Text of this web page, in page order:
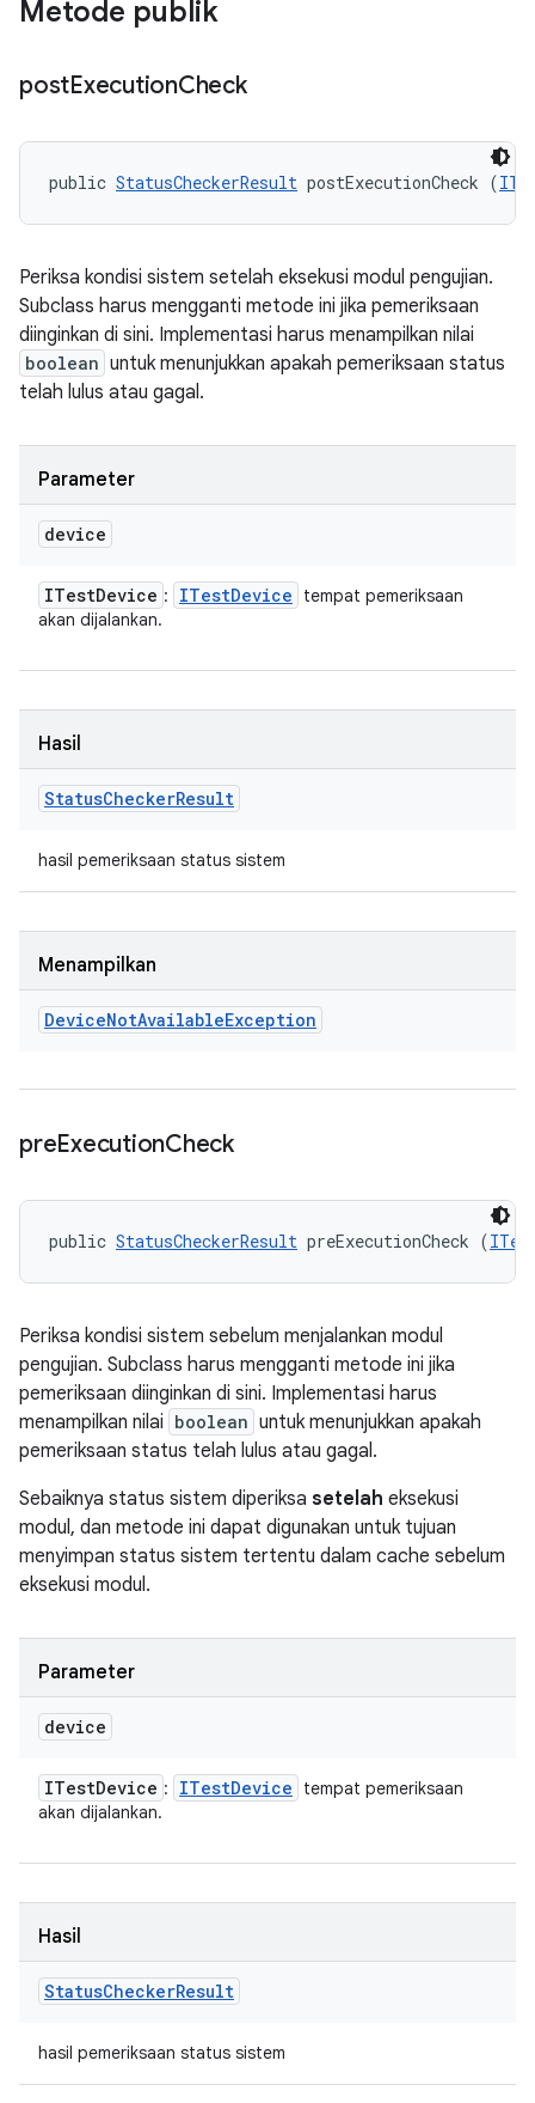
Metode publik
postExecutionCheck
public StatusCheckerResult postExecutionCheck (
Periksa kondisi sistem setelah eksekusi modul pengujian.
Subclass harus mengganti metode ini jika pemeriksaan
diinginkan di sini. Implementasi harus menampilkan nilai
boolean untuk menunjukkan apakah pemeriksaan status
telah lulus atau gagal.
Parameter
device
ITestDevice : ITestDevice
tempat pemeriksaan
akan dijalankan.
Hasil
StatusCheckerResult
hasil pemeriksaan status sistem
Menampilkan
DeviceNotAvailableException
preExecutionCheck
public StatusCheckerResult preExecutionCheck (
Periksa kondisi sistem sebelum menjalankan modul
pengujian. Subclass harus mengganti metode ini jika
pemeriksaan diinginkan di sini. Implementasi harus
menampilkan nilai boolean untuk menunjukkan apakah
pemeriksaan status telah lulus atau gagal.
Sebaiknya status sistem diperiksa setelah eksekusi
modul, dan metode ini dapat digunakan untuk tujuan
menyimpan status sistem tertentu dalam cache sebelum
eksekusi modul.
Parameter
device
ITestDevice : ITestDevice
tempat pemeriksaan
akan dijalankan.
Hasil
StatusCheckerResult
hasil pemeriksaan status sistem